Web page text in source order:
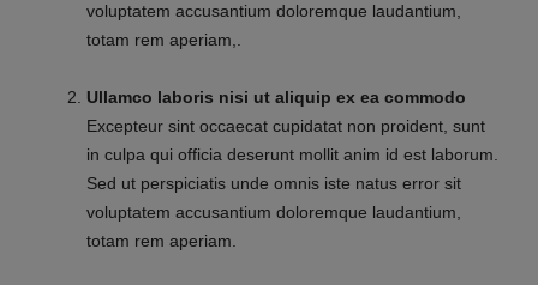
voluptatem accusantium doloremque laudantium,
totam rem aperiam,.
Ullamco laboris nisi ut aliquip ex ea commodo
Excepteur sint occaecat cupidatat non proident, sunt
in culpa qui officia deserunt mollit anim id est laborum.
Sed ut perspiciatis unde omnis iste natus error sit
voluptatem accusantium doloremque laudantium,
totam rem aperiam.